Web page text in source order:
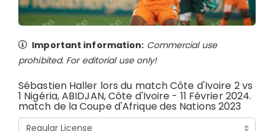
Important information: Commercial use
prohibited. For editorial use only!
Sébastien Haller lors du match Côte d'Ivoire 2 vs
1 Nigéria, ABIDJAN, Côte d'Ivoire - 11 Février 2024.
match de la Coupe d'Afrique des Nations 2023